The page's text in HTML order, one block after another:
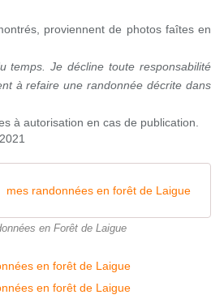
proviennent de photos faîtes en
temps. Je décline toute responsabilité
à refaire une randonnée décrite dans
à autorisation en cas de publication.
mes randonnées en forêt de Laigue
en Forêt de Laigue